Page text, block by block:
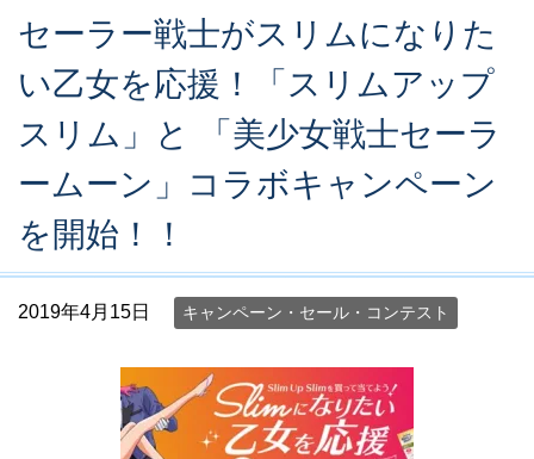
セーラー戦士がスリムになりた
い乙女を応援！「スリムアップ
スリム」と 「美少女戦士セーラ
ームーン」コラボキャンペーン
を開始！！
2019年4月15日 キャンペーン・セール・コンテスト